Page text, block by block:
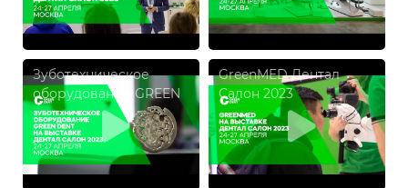
Зуботехническое
оборудование GREEN
DENT на Выставке
Дентал Салон 2023
GreenMED Дентал
Салон 2023